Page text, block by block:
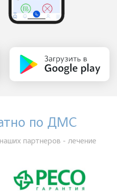
по ДМС
партнеров - лечение